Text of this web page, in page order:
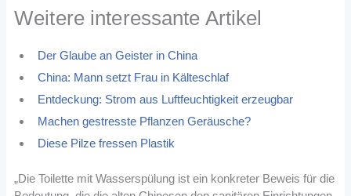
Weitere interessante Artikel
Der Glaube an Geister in China
China: Mann setzt Frau in Kälteschlaf
Entdeckung: Strom aus Luftfeuchtigkeit erzeugbar
Machen gestresste Pflanzen Geräusche?
Diese Pilze fressen Plastik
„Die Toilette mit Wasserspülung ist ein konkreter Beweis für die